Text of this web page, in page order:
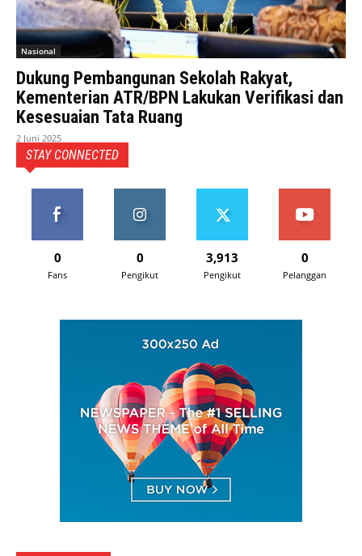
Nasional
Dukung Pembangunan Sekolah Rakyat,
Kementerian ATR/BPN Lakukan Verifikasi dan
Kesesuaian Tata Ruang
2 Juni 2025
STAY CONNECTED
0
Fans
0
Pengikut
3,913
Pengikut
0
Pelanggan